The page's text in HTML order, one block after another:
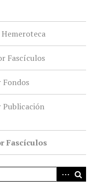
Fascículos
Fondos
Publicación
Fascículos